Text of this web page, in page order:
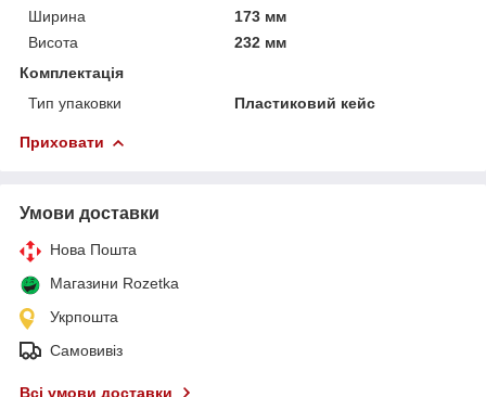
Ширина
173 мм
Висота
232 мм
Комплектація
Тип упаковки
Пластиковий кейс
Приховати
Умови доставки
Нова Пошта
Магазини Rozetka
Укрпошта
Самовивіз
Всі умови доставки